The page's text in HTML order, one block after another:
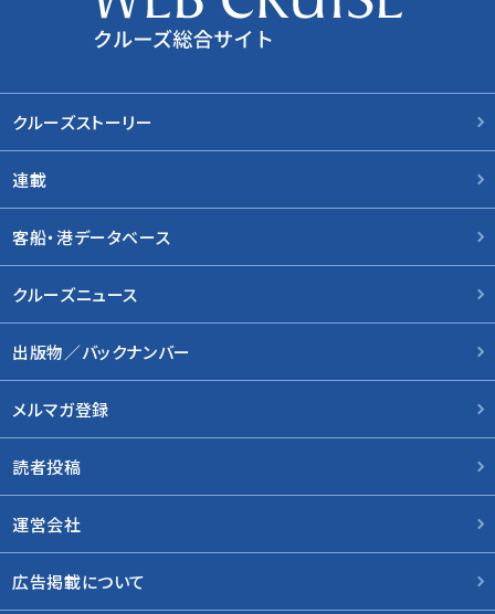
クルーズストーリー
連載
客船・港データベース
クルーズニュース
出版物／バックナンバー
メルマガ登録
読者投稿
運営会社
広告掲載について